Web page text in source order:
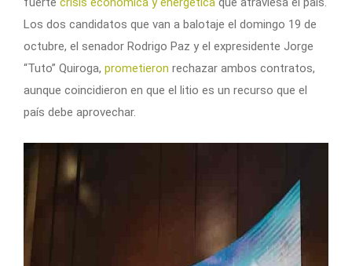
Los dos candidatos que van a balotaje el domingo 19 de
octubre, el senador Rodrigo Paz y el expresidente Jorge
“Tuto” Quiroga, prometieron rechazar ambos contratos,
aunque coincidieron en que el litio es un recurso que el
país debe aprovechar.